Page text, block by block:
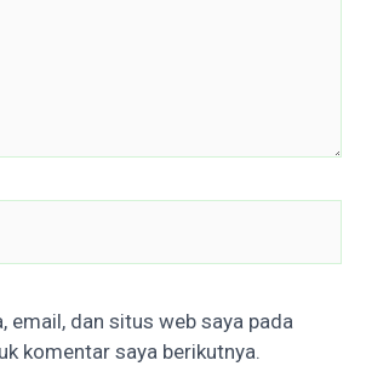
email, dan situs web saya pada
komentar saya berikutnya.